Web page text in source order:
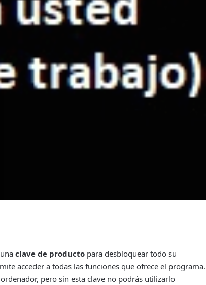
clave de producto para desbloquear todo su
acceder a todas las funciones que ofrece el programa.
pero sin esta clave no podrás utilizarlo